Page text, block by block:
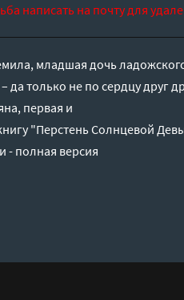
написать на почту для
младшая дочь
да только не по сердцу друг
первая и
"Перстень Солнцевой
- полная версия